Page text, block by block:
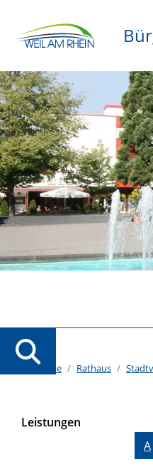
Startseite Rathaus
Leistungen
Alphabetisches
A